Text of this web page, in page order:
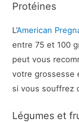
Protéines
L’American
entre 75 et 100
peut vous
votre grossesse
si vous souffrez
Légumes et